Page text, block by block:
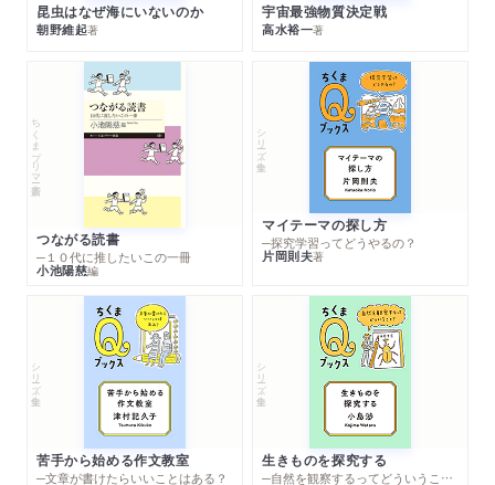
昆虫はなぜ海にいないのか
朝野維起著
宇宙最強物質決定戦
高水裕一著
ちくまプリマー新書
つながる読書
─１０代に推したいこの一冊
小池陽慈編
シリーズ・全集
マイテーマの探し方
─探究学習ってどうやるの？
片岡則夫著
シリーズ・全集
苦手から始める作文教室
─文章が書けたらいいことはある？
シリーズ・全集
生きものを探究する
─自然を観察するってどういうこと？